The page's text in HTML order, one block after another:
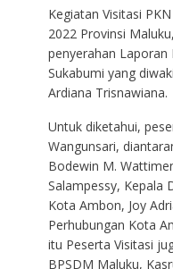
Kegiatan Visitasi
2022 Provinsi
penyerahan Laporan
Sukabumi yang
Ardiana Trisnawiana.
Untuk diketahui,
Wangunsari,
Bodewin M.
Salampessy, Kepala
Kota Ambon, Joy
Perhubungan Kota
itu Peserta Visitasi
BPSDM Maluku,